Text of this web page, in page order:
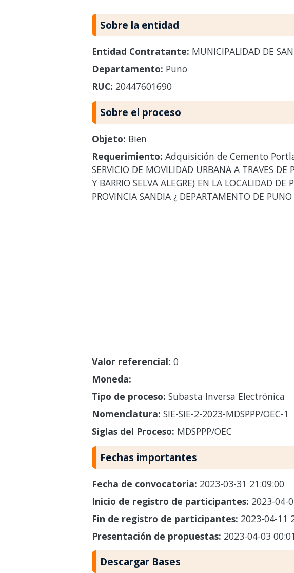
Sobre la entidad
Entidad Contratante: MUNICIPALIDAD DE
Departamento: Puno
RUC: 20447601690
Sobre el proceso
Objeto: Bien
Requerimiento: Adquisición de Cemento
SERVICIO DE MOVILIDAD URBANA A TRAVES DE
Y BARRIO SELVA ALEGRE) EN LA LOCALIDAD
PROVINCIA SANDIA ¿ DEPARTAMENTO DE PUNO
Valor referencial: 0
Moneda:
Tipo de proceso: Subasta Inversa Electrónica
Nomenclatura: SIE-SIE-2-2023-MDSPPP/OEC-1
Siglas del Proceso: MDSPPP/OEC
Fechas importantes
Fecha de convocatoria: 2023-03-31 21:09:00
Inicio de registro de participantes: 2023-04-
Fin de registro de participantes: 2023-04-11
Presentación de propuestas: 2023-04-03
Descargar Bases